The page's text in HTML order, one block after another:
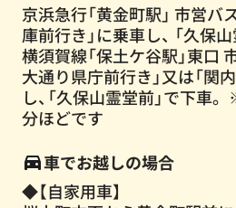
京浜急行「黄金町駅」 市営バ
庫前行き」に乗車し、 「久保
横須賀線「保土ケ谷駅」東口
大通り県庁前行き」又は「関
し、「久保山霊堂前」で下車
分ほどです
車でお越しの場合
◆【自家用車】